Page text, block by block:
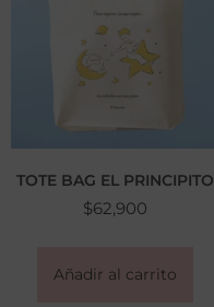
TOTE BAG EL PRINCIPITO
$62,900
Añadir al carrito